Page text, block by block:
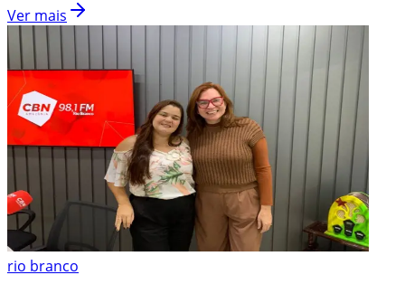
Ver mais
rio branco